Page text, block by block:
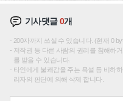
기사댓글0개
200자까지 쓰실 수 있습니다. (현재 0
저작권 등 다른 사람의 권리를 침해하
를 받을 수 있습니다.
타인에게 불쾌감을 주는 욕설 등 비하
리자의 판단에 의해 삭제 합니다.